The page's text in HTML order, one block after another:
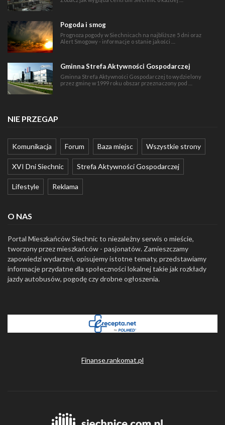
Pogoda i smog
Prognoza pogody w Siechnicach na najbliższe 5 dni oraz
Alert Smogowy - informacje o stanie jakości …
Gminna Strefa Aktywności Gospodarczej
Gminna Strefa Aktywności Gospodarczej to wydzielony
przez gminę w 1999 roku obszar przeznaczony pod …
NIE PRZEGAP
Komunikacja Forum Baza miejsc Wszystkie strony
XVI Dni Siechnic Strefa Aktywności Gospodarczej
Lifestyle Reklama
O NAS
Portal Mieszkańców Siechnic to niezależny serwis o mieście,
tworzony przez mieszkańców - pasjonatów. Zamieszczamy
zapowiedzi wydarzeń, opisujemy istotne tematy, przedstawiamy
informacje przydatne dla społeczności lokalnej takie jak rozkłady
jazdy autobusów, pogodę czy drobne ogłoszenia.
Finanse.rankomat.pl